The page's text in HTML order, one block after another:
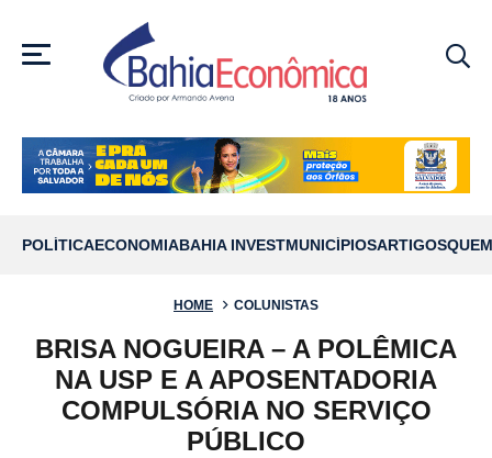
MENU
POLÍTICAECONOMIABAHIA INVESTMUNICÍPIOSARTIGOS
HOME COLUNISTAS
BRISA NOGUEIRA – A POLÊMICA
NA USP E A APOSENTADORIA
COMPULSÓRIA NO SERVIÇO
PÚBLICO